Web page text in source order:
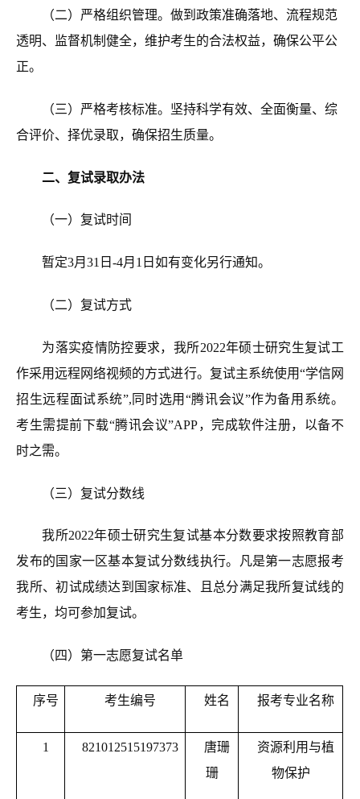
（二）严格组织管理。做到政策准确落地、流程规范
透明、监督机制健全，维护考生的合法权益，确保公平公
正。
（三）严格考核标准。 坚持科学有效、全面衡量、综
合评价、择优录取，确保招生质量。
二、复试录取办法
（一）复试时间
暂定3月31 日-4月1日如有变化另行通知。
（二）复试方式
为落实疫情防控要求， 我所2022年硕士研究生复试工
作采用远程网络视频的方式进行。复试主系统使用“学信网
招生远程面试系统”,同时选用“腾讯会议”作为备用系统。
考生需提前下载“腾讯会议”APP，完成软件注册，以备不
时之需。
（三）复试分数线
我所2022年硕士研究生复试基本分数要求按照教育部
发布的国家一区基本复试分数线执行。凡是第一志愿报考
我所、初试成绩达到国家标准、且总分满足我所复试线的
考生，均可参加复试。
（四）第一志愿复试名单
序号 考生编号 姓名 报考专业名称
1 821012515197373
唐珊
珊
资源利用与植
物保护